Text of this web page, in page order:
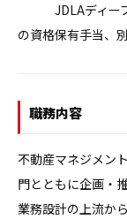
JDLAディープ
の資格保有手当、
職務内容
不動産マネジメン
門とともに企画・
業務設計の上流か